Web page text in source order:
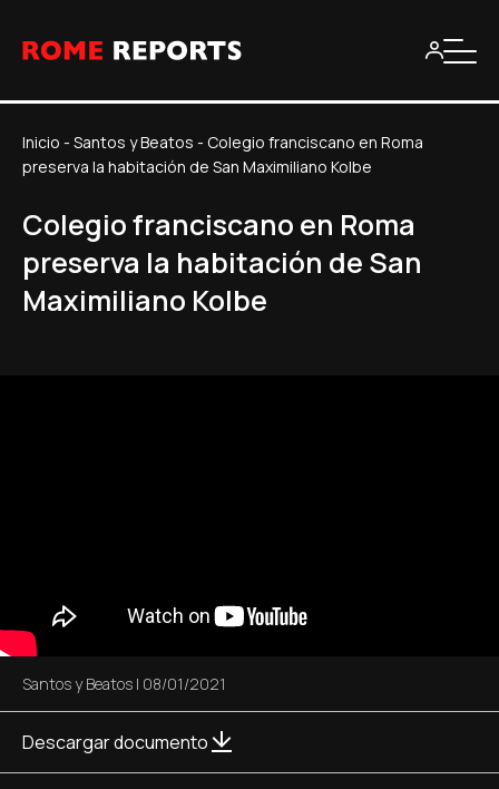
Inicio - Santos y Beatos - Colegio franciscano en Roma
preserva la habitación de San Maximiliano Kolbe
Colegio franciscano en Roma
preserva la habitación de San
Maximiliano Kolbe
Santos y Beatos | 08/01/2021
Descargar documento